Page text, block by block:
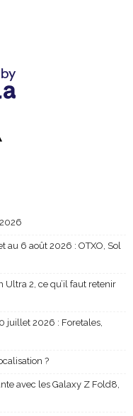
au 6 août 2026 : OTXO, Sol
Ultra 2, ce qu’il faut retenir
juillet 2026 : Foretales,
?
avec les Galaxy Z Fold8,